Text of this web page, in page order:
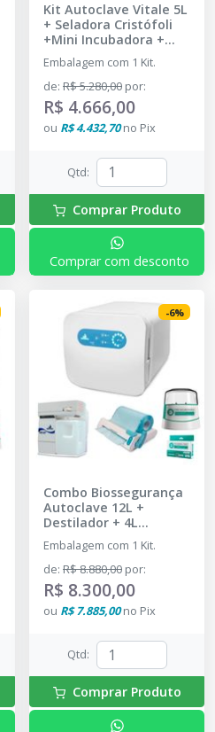
Kit Autoclave Vitale 5L
+ Seladora Cristófoli
+Mini Incubadora +
Indicador Biológico
CRISTÓFOLI - DENTAL
PRIME
Embalagem com 1 Kit.
de: R$ 5.280,00 por:
R$ 4.666,00
ou R$ 4.432,70no Pix
Qtd:
Comprar Produto
Comprar com desconto
-6%
Combo Biossegurança
Autoclave 12L +
Destilador + 4L
Seladora mini e
Indicador-CRISTÓFOLI
- DENTAL PRIME
Embalagem com 1 Kit.
de: R$ 8.880,00 por:
R$ 8.300,00
ou R$ 7.885,00no Pix
Qtd:
Comprar Produto